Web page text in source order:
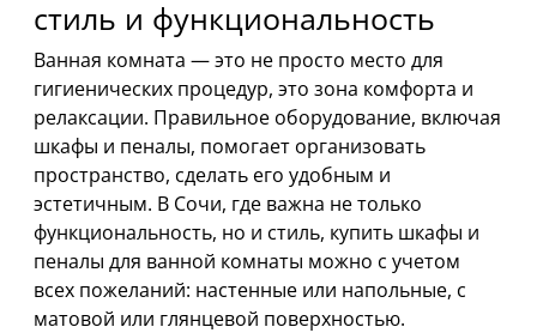
стиль и функциональность
Ванная комната — это не просто место для
гигиенических процедур, это зона комфорта и
релаксации. Правильное оборудование, включая
шкафы и пеналы, помогает организовать
пространство, сделать его удобным и
эстетичным. В Сочи, где важна не только
функциональность, но и стиль, купить шкафы и
пеналы для ванной комнаты можно с учетом
всех пожеланий: настенные или напольные, с
матовой или глянцевой поверхностью.